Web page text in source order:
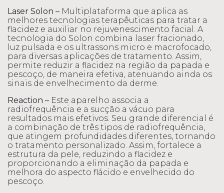
Laser Solon – Multiplataforma que aplica as
melhores tecnologias terapêuticas para tratar a
flacidez e auxiliar no rejuvenescimento facial. A
tecnologia do Solon combina laser fracionado,
luz pulsada e os ultrassons micro e macrofocado,
para diversas aplicações de tratamento. Assim,
permite reduzir a flacidez na região da papada e
pescoço, de maneira efetiva, atenuando ainda os
sinais de envelhecimento da derme.
Reaction – Este aparelho associa a
radiofrequência e a sucção a vácuo para
resultados mais efetivos. Seu grande diferencial é
a combinação de três tipos de radiofrequência,
que atingem profundidades diferentes, tornando
o tratamento personalizado. Assim, fortalece a
estrutura da pele, reduzindo a flacidez e
proporcionando a eliminação da papada e
melhora do aspecto flácido e envelhecido do
pescoço.